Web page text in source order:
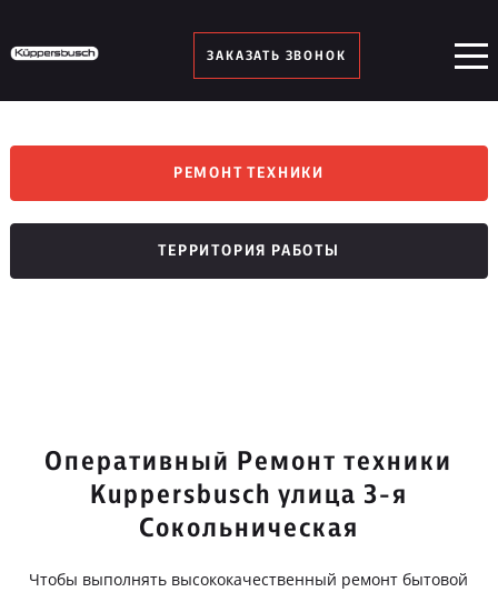
ЗАКАЗАТЬ ЗВОНОК
РЕМОНТ ТЕХНИКИ
ТЕРРИТОРИЯ РАБОТЫ
Оперативный Ремонт техники
Kuppersbusch улица 3-я
Сокольническая
Чтобы выполнять высококачественный ремонт бытовой